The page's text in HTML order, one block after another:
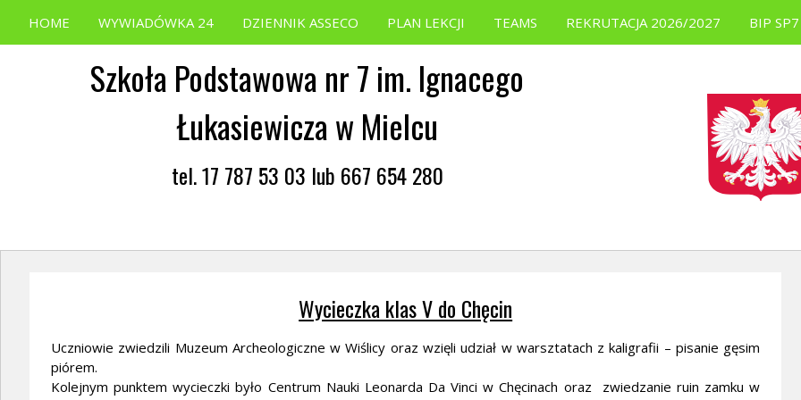
HOME WYWIADÓWKA 24 DZIENNIK ASSECO PLAN LEKCJI TEAMS REKRUTACJA 2026/2027 BIP SP7
Szkoła Podstawowa nr 7 im. Ignacego
Łukasiewicza w Mielcu
tel. 17 787 53 03 lub 667 654 280
Wycieczka klas V do Chęcin
Uczniowie zwiedzili Muzeum Archeologiczne w Wiślicy oraz wzięli udział w warsztatach z kaligrafii – pisanie gęsim
piórem.
Kolejnym punktem wycieczki było Centrum Nauki Leonarda Da Vinci w Chęcinach oraz zwiedzanie ruin zamku w